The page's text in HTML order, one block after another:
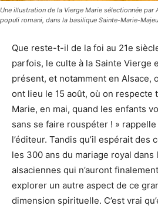
Une illustration de la Vierge Marie sélectionnée par
populi romani, dans la basilique Sainte-Marie-
Que reste-t-il de la foi au 21e
parfois, le culte à la Sainte Vierge
présent, et notamment en Alsace,
ont lieu le 15 août, où on respecte
Marie, en mai, quand les enfants
sans se faire rouspéter ! »
l’éditeur. Tandis qu’il espérait des
les 300 ans du mariage royal
alsaciennes qui n’auront
explorer un autre aspect de ce
dimension spirituelle. C’est vrai